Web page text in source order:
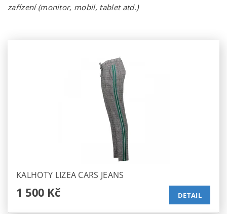
zařízení (monitor, mobil, tablet atd.)
KALHOTY LIZEA CARS JEANS
1 500 Kč DETAIL